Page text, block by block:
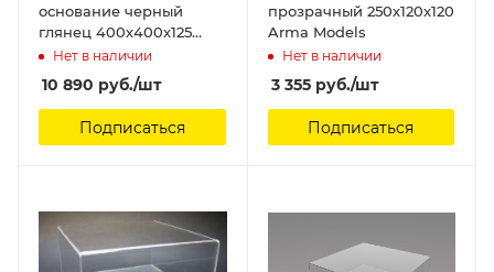
основание черный
глянец 400х400х125
Arma Models
Нет в наличии
10 890 руб./шт
Подписаться
прозрачный 250х120х120
Arma Models
Нет в наличии
3 355руб./шт
Подписаться